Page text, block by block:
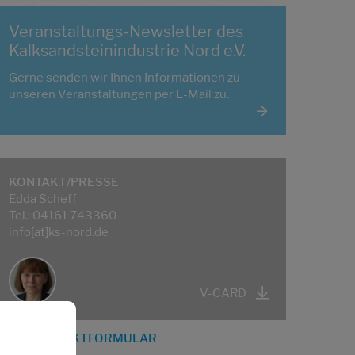
Veranstaltungs-Newsletter des
Kalksandsteinindustrie Nord e.V.
Gerne senden wir Ihnen Informationen zu
unseren Veranstaltungen per E-Mail zu.
KONTAKT/PRESSE
Edda Scheff
Tel.: 04161 743360
info[at]ks-nord.de
V-CARD
KONTAKTFORMULAR